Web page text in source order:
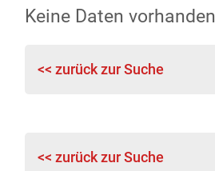
Keine Daten vorhanden
<< zurück zur Suche
<< zurück zur Suche